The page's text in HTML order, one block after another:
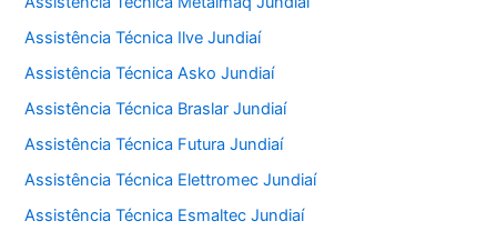
Assistência Técnica Ilve Jundiaí
Assistência Técnica Asko Jundiaí
Assistência Técnica Braslar Jundiaí
Assistência Técnica Futura Jundiaí
Assistência Técnica Elettromec Jundiaí
Assistência Técnica Esmaltec Jundiaí